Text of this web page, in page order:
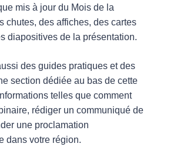
mis à jour du Mois de la
chutes, des affiches, des cartes
diapositives de la présentation.
des guides pratiques et des
section dédiée au bas de cette
telles que comment
rédiger un communiqué de
une proclamation
dans votre région.